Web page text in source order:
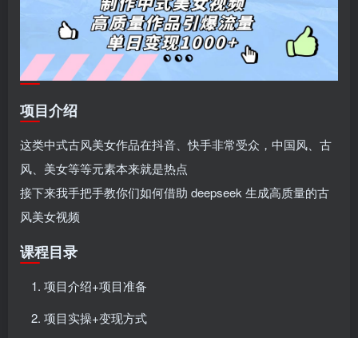
项目介绍
这类中式古风美女作品在抖音、快手非常受众，中国风、古
风、美女等等元素本来就是热点
接下来我手把手教你们如何借助 deepseek 生成高质量的古
风美女视频
课程目录
项目介绍+项目准备
项目实操+变现方式